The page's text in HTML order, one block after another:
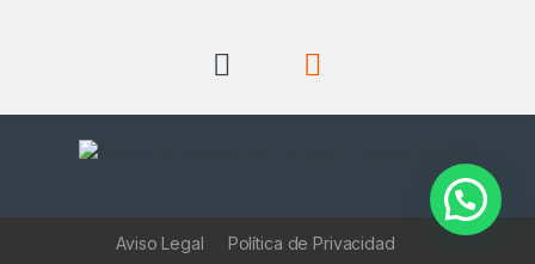
Aviso Legal Política de Privacidad